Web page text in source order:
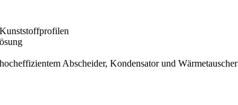
Abscheider, Kondensator und Wärmetauscher